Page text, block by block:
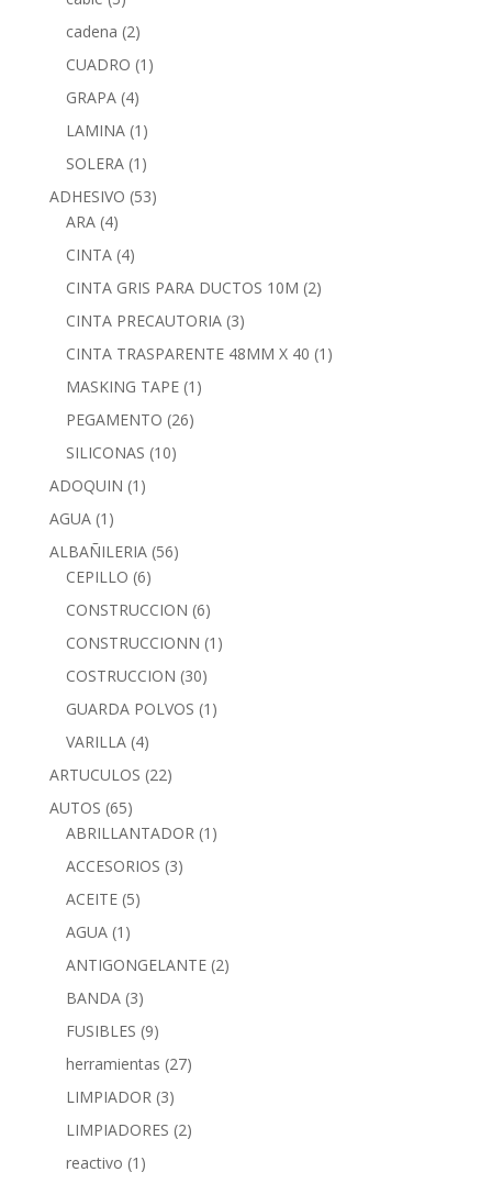
cadena (2)
CUADRO (1)
GRAPA (4)
LAMINA (1)
SOLERA (1)
ADHESIVO (53)
ARA (4)
CINTA (4)
CINTA GRIS PARA DUCTOS 10M (2)
CINTA PRECAUTORIA (3)
CINTA TRASPARENTE 48MM X 40 (1)
MASKING TAPE (1)
PEGAMENTO (26)
SILICONAS (10)
ADOQUIN (1)
AGUA (1)
ALBAÑILERIA (56)
CEPILLO (6)
CONSTRUCCION (6)
CONSTRUCCIONN (1)
COSTRUCCION (30)
GUARDA POLVOS (1)
VARILLA (4)
ARTUCULOS (22)
AUTOS (65)
ABRILLANTADOR (1)
ACCESORIOS (3)
ACEITE (5)
AGUA (1)
ANTIGONGELANTE (2)
BANDA (3)
FUSIBLES (9)
herramientas (27)
LIMPIADOR (3)
LIMPIADORES (2)
reactivo (1)